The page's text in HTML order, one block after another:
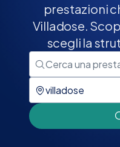
prestazioni
Villadose.
scegli la